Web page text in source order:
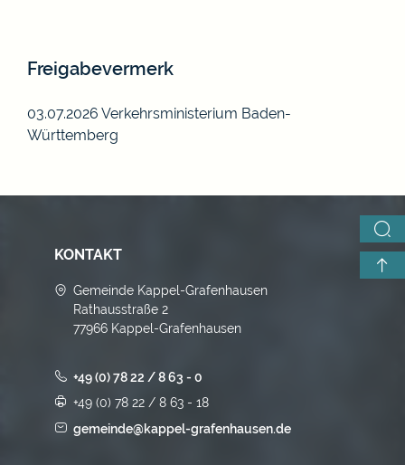
Freigabevermerk
03.07.2026 Verkehrsministerium Baden-
Württemberg
KONTAKT
Gemeinde Kappel-Grafenhausen
Rathausstraße 2
77966 Kappel-Grafenhausen
+49 (0) 78 22 / 8 63 - 0
+49 (0) 78 22 / 8 63 - 18
gemeinde@kappel-grafenhausen.de